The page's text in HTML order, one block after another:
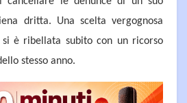
dritta. Una scelta vergognosa
è ribellata subito con un ricorso
stesso anno.